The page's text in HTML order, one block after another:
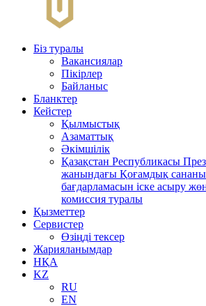
Біз туралы
Вакансиялар
Пікірлер
Байланыс
Бланктер
Кейстер
Қылмыстық
Азаматтық
Әкімшілік
Қазақстан Республикасы
жанындағы Қоғамдық
бағдарламасын іске асыру
комиссия туралы
Қызметтер
Сервистер
Өзіңді тексер
Жарияланымдар
НҚА
KZ
RU
EN